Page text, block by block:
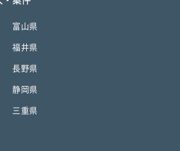
富山県
福井県
長野県
静岡県
三重県